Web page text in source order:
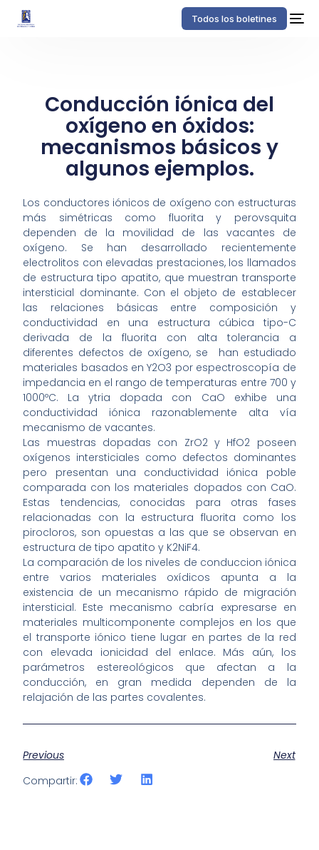
Todos los boletines
Conducción iónica del
oxígeno en óxidos:
mecanismos básicos y
algunos ejemplos.
Los conductores iónicos de oxígeno con estructuras
más simétricas como fluorita y perovsquita
dependen de la movilidad de las vacantes de
oxígeno. Se han desarrollado recientemente
electrolitos con elevadas prestaciones, los llamados
de estructura tipo apatito, que muestran transporte
intersticial dominante. Con el objeto de establecer
las relaciones básicas entre composición y
conductividad en una estructura cúbica tipo-C
derivada de la fluorita con alta tolerancia a
diferentes defectos de oxígeno, se han estudiado
materiales basados en Y2O3 por espectroscopía de
impedancia en el rango de temperaturas entre 700 y
1000ºC. La ytria dopada con CaO exhibe una
conductividad iónica razonablemente alta vía
mecanismo de vacantes.
Las muestras dopadas con ZrO2 y HfO2 poseen
oxígenos intersticiales como defectos dominantes
pero presentan una conductividad iónica poble
comparada con los materiales dopados con CaO.
Estas tendencias, conocidas para otras fases
relacionadas con la estructura fluorita como los
pirocloros, son opuestas a las que se observan en
estructura de tipo apatito y K2NiF4.
La comparación de los niveles de conduccion iónica
entre varios materiales oxídicos apunta a la
existencia de un mecanismo rápido de migración
intersticial. Este mecanismo cabría expresarse en
materiales multicomponente complejos en los que
el transporte iónico tiene lugar en partes de la red
con elevada ionicidad del enlace. Más aún, los
parámetros estereológicos que afectan a la
conducción, en gran medida dependen de la
relajación de las partes covalentes.
Previous
Next
Compartir: